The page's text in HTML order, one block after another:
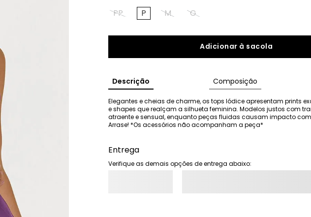
PP P M G
Adicionar à sacola
Descrição Composição
Elegantes e cheias de charme, os tops Iódice apresentam prints
e shapes que realçam a silhueta feminina. Modelos justos com
atraente e sensual, enquanto peças fluidas causam impacto
Arrase! *Os acessórios não acompanham a peça*
Entrega
Verifique as demais opções de entrega abaixo: